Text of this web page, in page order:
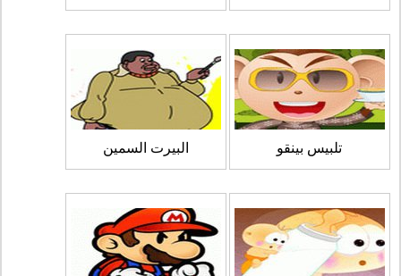
تلبيس بينقو البيرت السمين